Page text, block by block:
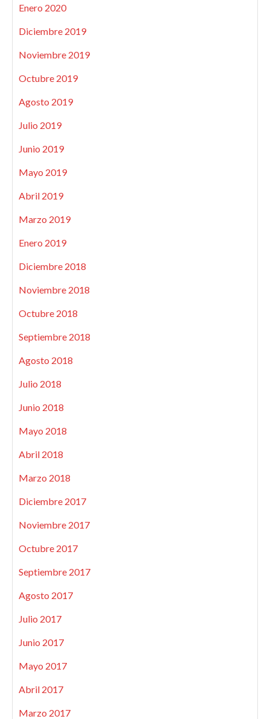
Enero 2020
Diciembre 2019
Noviembre 2019
Octubre 2019
Agosto 2019
Julio 2019
Junio 2019
Mayo 2019
Abril 2019
Marzo 2019
Enero 2019
Diciembre 2018
Noviembre 2018
Octubre 2018
Septiembre 2018
Agosto 2018
Julio 2018
Junio 2018
Mayo 2018
Abril 2018
Marzo 2018
Diciembre 2017
Noviembre 2017
Octubre 2017
Septiembre 2017
Agosto 2017
Julio 2017
Junio 2017
Mayo 2017
Abril 2017
Marzo 2017